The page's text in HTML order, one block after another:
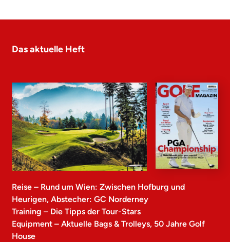
Das aktuelle Heft
Reise – Rund um Wien: Zwischen Hofburg und
Heurigen, Abstecher: GC Norderney
Training – Die Tipps der Tour-Stars
Equipment – Aktuelle Bags & Trolleys, 50 Jahre Golf
House